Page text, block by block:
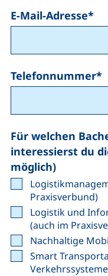
E-Mail-Adresse*
Telefonnummer*
Für welchen
interessierst du
möglich)
Praxisverbund)
Logistik und
(auch im
Nachhaltige
Smart
Verkehrssysteme